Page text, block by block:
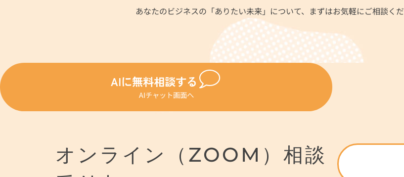
あなたのビジネスの「ありたい未来」について、まずはお気軽にご相談く
AIに無料相談する
AIチャット画面へ
オンライン（ZOOM）相談